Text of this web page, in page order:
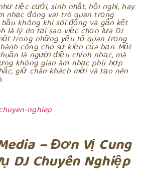
tiệc cưới, sinh nhật, hội nghị, hay
nhạc đóng vai trò quan trọng
không khí sôi động và gắn kết
là lý do tại sao việc chọn lựa DJ
trong những yếu tố quan trọng
công cho sự kiện của bạn. Một
là người điều chỉnh nhạc, mà
không gian âm nhạc phù hợp
giữ chân khách mời và tạo nên
– Đơn Vị Cung
DJ Chuyên Nghiệp